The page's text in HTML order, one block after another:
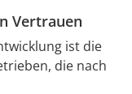
Vertrauen
ist die
die nach